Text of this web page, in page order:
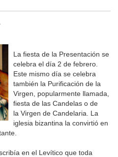
La fiesta de la Presentación se
celebra el día 2 de febrero.
Este mismo día se celebra
también la Purificación de la
Virgen, popularmente llamada,
fiesta de las Candelas o de
la Virgen de Candelaria. La
iglesia bizantina la convirtió en
en el Levítico que toda